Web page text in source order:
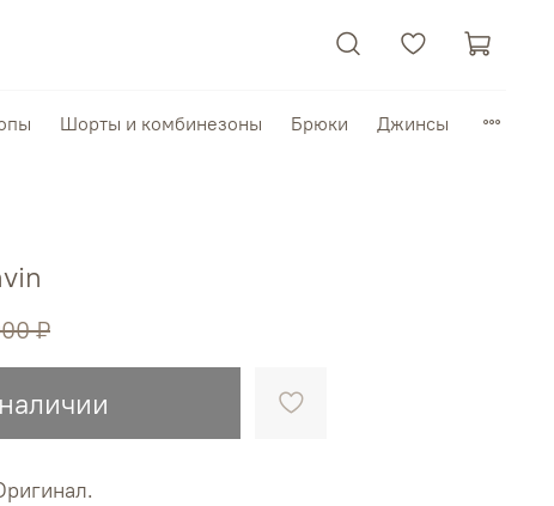
Шорты и комбинезоны Брюки Джинсы
₽